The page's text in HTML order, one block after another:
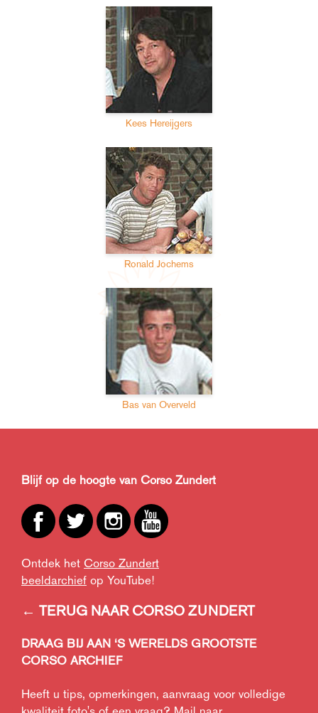
Kees Hereijgers
Ronald Jochems
Bas van Overveld
Blijf op de hoogte van Corso Zundert
Ontdek het Corso Zundert
beeldarchief op YouTube!
← TERUG NAAR CORSO ZUNDERT
DRAAG BIJ AAN ‘S WERELDS GROOTSTE
CORSO ARCHIEF
Heeft u tips, opmerkingen, aanvraag voor volledige